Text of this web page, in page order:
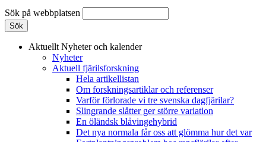
Sök på webbplatsen
Aktuellt Nyheter och kalender
Nyheter
Aktuell fjärilsforskning
Hela artikellistan
Om forskningsartiklar och referenser
Varför förlorade vi tre svenska dagfjärilar?
Slingrande slåtter ger större variation
En öländsk blåvingehybrid
Det nya normala får oss att glömma hur det var